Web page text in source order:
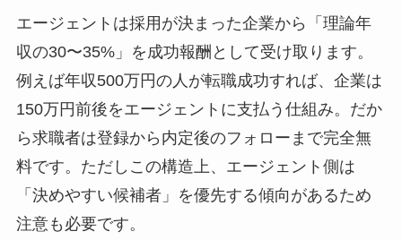
エージェントは採用が決まった企業から「理論年
収の30〜35%」を成功報酬として受け取ります。
例えば年収500万円の人が転職成功すれば、企業は
150万円前後をエージェントに支払う仕組み。だか
ら求職者は登録から内定後のフォローまで完全無
料です。ただしこの構造上、エージェント側は
「決めやすい候補者」を優先する傾向があるため
注意も必要です。